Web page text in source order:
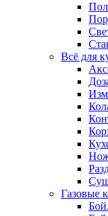
Всё для
Газовые